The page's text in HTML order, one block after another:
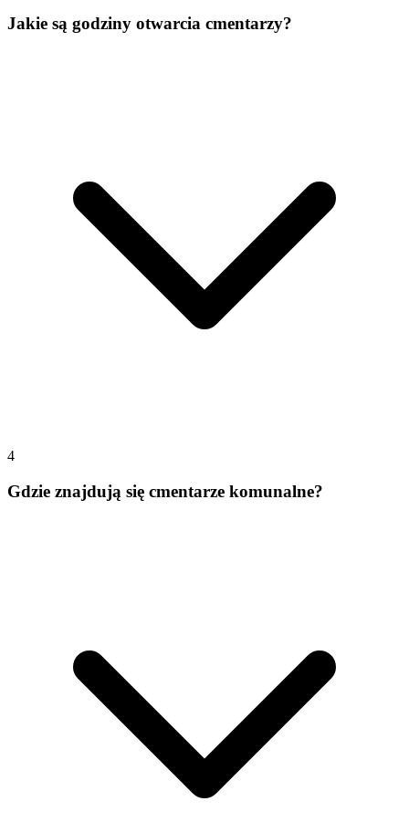
Jakie są godziny otwarcia cmentarzy?
4
Gdzie znajdują się cmentarze komunalne?